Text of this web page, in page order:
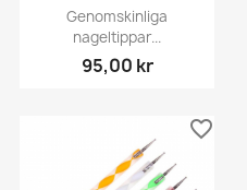
Genomskinliga
nageltippar...
95,00 kr
favorite_border